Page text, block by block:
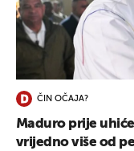
ČIN OČAJA?
Maduro prije
vrijedno više od